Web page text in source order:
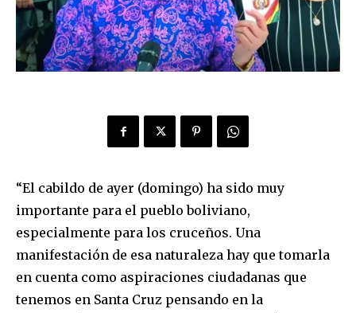
“El cabildo de ayer (domingo) ha sido muy
importante para el pueblo boliviano,
especialmente para los cruceños. Una
manifestación de esa naturaleza hay que tomarla
en cuenta como aspiraciones ciudadanas que
tenemos en Santa Cruz pensando en la